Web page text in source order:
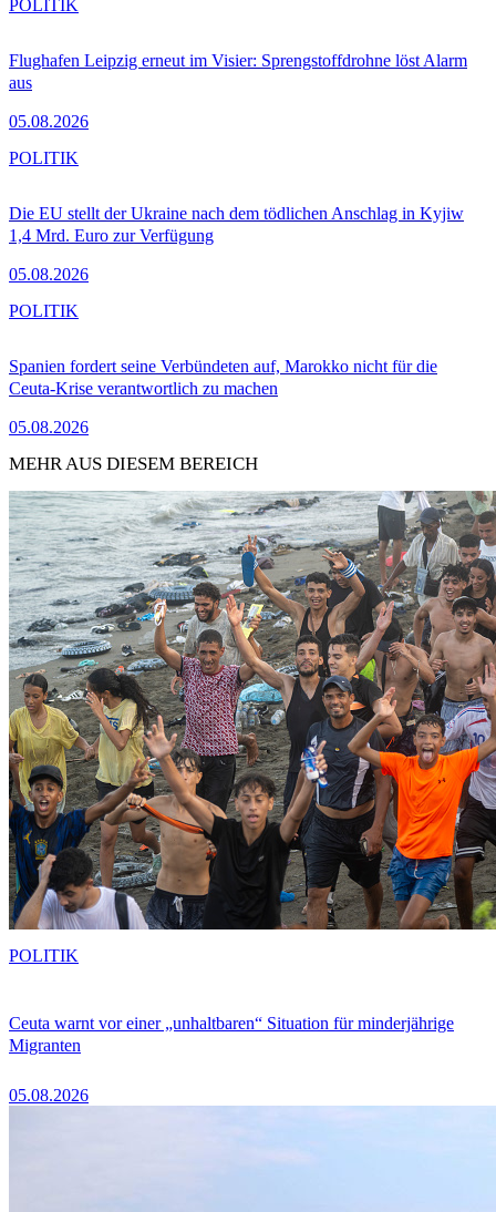
Flughafen Leipzig erneut im Visier: Sprengstoffdrohne löst Alarm
aus
05.08.2026
POLITIK
Die EU stellt der Ukraine nach dem tödlichen Anschlag in Kyjiw
1,4 Mrd. Euro zur Verfügung
05.08.2026
POLITIK
Spanien fordert seine Verbündeten auf, Marokko nicht für die
Ceuta-Krise verantwortlich zu machen
05.08.2026
POLITIK
MEHR AUS DIESEM BEREICH
Ceuta warnt vor einer „unhaltbaren“ Situation für minderjährige
Migranten
05.08.2026
POLITIK